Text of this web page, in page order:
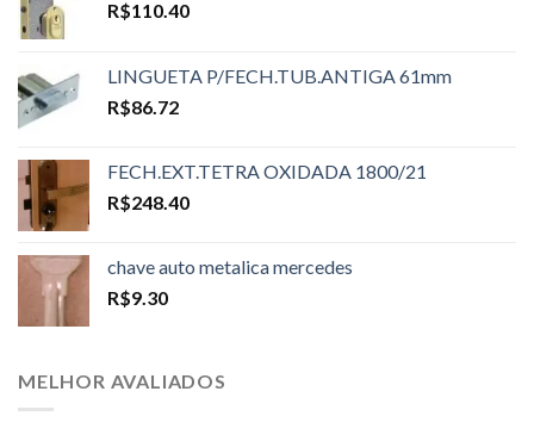
R$110.40
LINGUETA P/FECH.TUB.ANTIGA 61mm
R$86.72
FECH.EXT.TETRA OXIDADA 1800/21
R$248.40
chave auto metalica mercedes
R$9.30
MELHOR AVALIADOS